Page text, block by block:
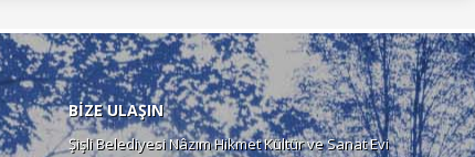
BİZE ULAŞIN
Şişli Belediyesi Nâzım Hikmet Kültür ve Sanat Evi